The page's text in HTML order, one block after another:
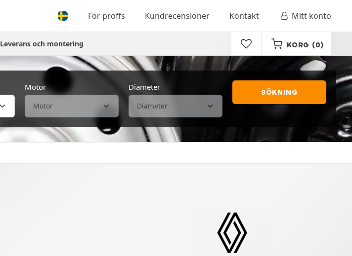
För proffs Kundrecensioner Kontakt Mitt konto
Leverans och montering KORG (0)
Motor Diameter
SÖKNING